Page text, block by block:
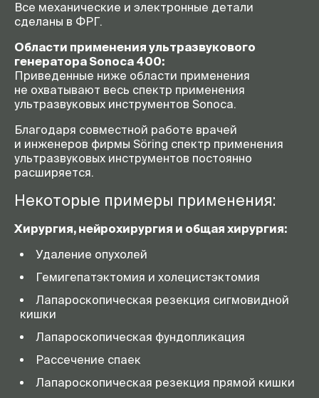
Все механические и электронные детали
сделаны в ФРГ.
Области применения ультразвукового
генератора Sonoca 400:
Приведенные ниже области применения
не охватывают весь спектр применения
ультразвуковых инструментов Sonoca.
Благодаря совместной работе врачей
и инженеров фирмы Söring спектр применения
ультразвуковых инструментов постоянно
расширяется.
Некоторые примеры применения:
Хирургия, нейрохирургия и общая хирургия:
Удаление опухолей
Гемигепатэктомия и холецистэктомия
Лапароскопическая резекция сигмовидной
кишки
Лапароскопическая фундопликация
Рассечение спаек
Лапароскопическая резекция прямой кишки